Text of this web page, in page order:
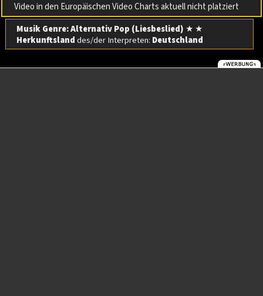
Video in den Europäischen Video Charts aktuell nicht platziert
Musik Genre: Alternativ Pop (Liesbeslied) ★ ★
Herkunftslanddes/der Interpreten: Deutschland